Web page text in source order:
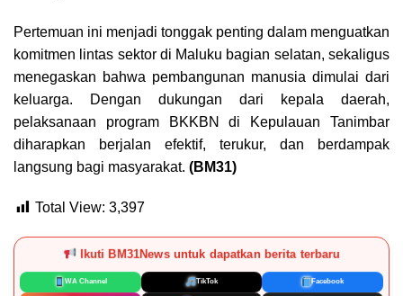
Pertemuan ini menjadi tonggak penting dalam menguatkan
komitmen lintas sektor di Maluku bagian selatan, sekaligus
menegaskan bahwa pembangunan manusia dimulai dari
keluarga. Dengan dukungan dari kepala daerah,
pelaksanaan program BKKBN di Kepulauan Tanimbar
diharapkan berjalan efektif, terukur, dan berdampak
langsung bagi masyarakat. (BM31)
Total View: 3,397
Ikuti BM31News untuk dapatkan berita terbaru
WA Channel TikTok Facebook